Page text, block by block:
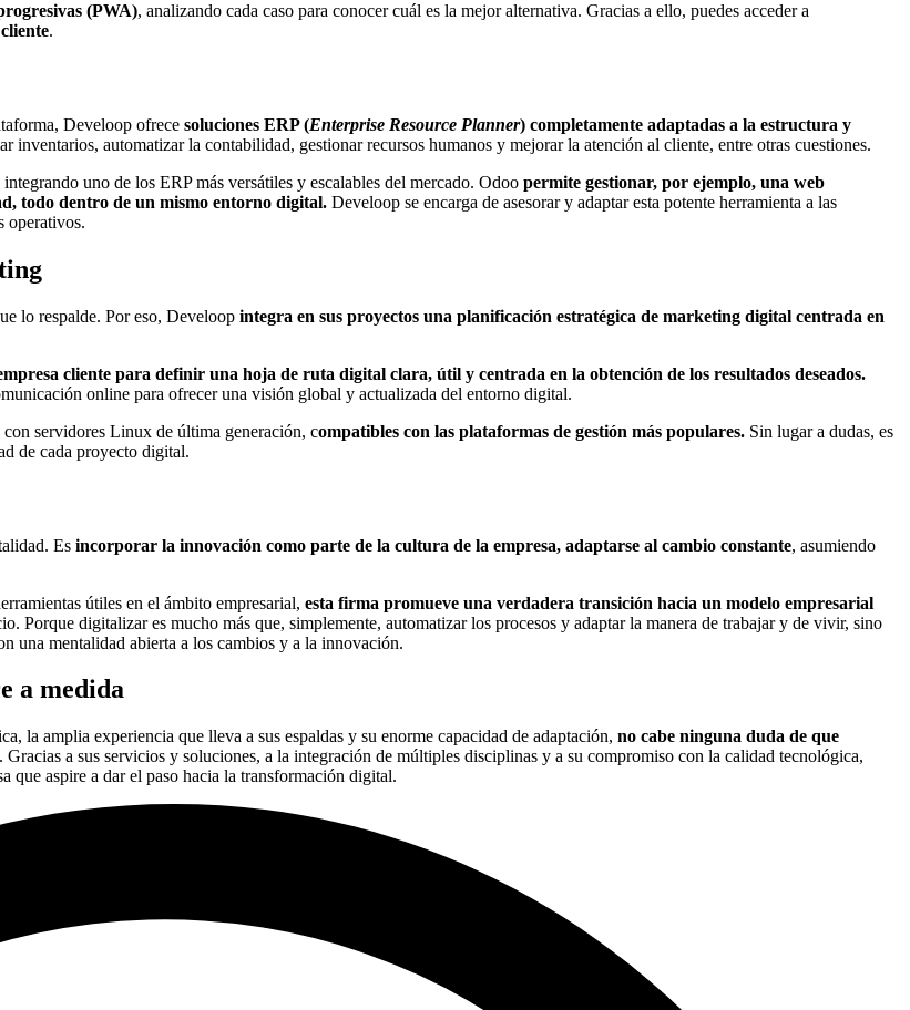
(PWA), analizando cada caso para conocer cuál es la mejor alternativa. Gracias a ello, puedes acceder a
.
Develoop ofrece soluciones ERP (Enterprise Resource Planner) completamente adaptadas a la estructura y
inventarios, automatizar la contabilidad, gestionar recursos humanos y mejorar la atención al cliente, entre otras cuestiones.
uno de los ERP más versátiles y escalables del mercado. Odoo permite gestionar, por ejemplo, una web
todo dentro de un mismo entorno digital. Develoop se encarga de asesorar y adaptar esta potente herramienta a las
operativos.
lo respalde. Por eso, Develoop integra en sus proyectos una planificación estratégica de marketing digital centrada en
cliente para definir una hoja de ruta digital clara, útil y centrada en la obtención de los resultados deseados.
online para ofrecer una visión global y actualizada del entorno digital.
con servidores Linux de última generación, compatibles con las plataformas de gestión más populares. Sin lugar a dudas, es
de cada proyecto digital.
Es incorporar la innovación como parte de la cultura de la empresa, adaptarse al cambio constante, asumiendo
útiles en el ámbito empresarial, esta firma promueve una verdadera transición hacia un modelo empresarial
Porque digitalizar es mucho más que, simplemente, automatizar los procesos y adaptar la manera de trabajar y de vivir, sino
una mentalidad abierta a los cambios y a la innovación.
a medida
la amplia experiencia que lleva a sus espaldas y su enorme capacidad de adaptación, no cabe ninguna duda de que
. Gracias a sus servicios y soluciones, a la integración de múltiples disciplinas y a su compromiso con la calidad tecnológica,
que aspire a dar el paso hacia la transformación digital.